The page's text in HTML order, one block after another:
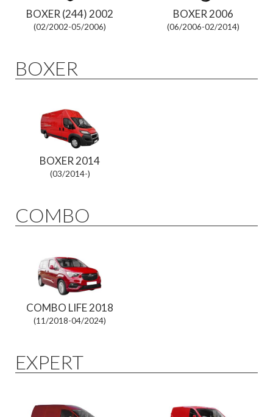
BOXER (244) 2002
(02/2002-05/2006)
BOXER 2006
(06/2006-02/2014)
BOXER
BOXER 2014
(03/2014-)
COMBO
COMBO LIFE 2018
(11/2018-04/2024)
EXPERT